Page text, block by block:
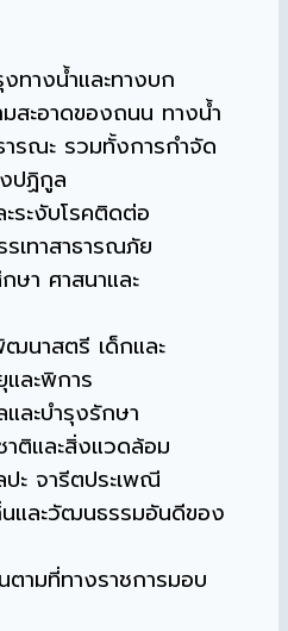
ทางน้ำและทางบก
สะอาดของถนน ทางน้ำ
ารณะ รวมทั้งการกำจัด
ปฏิกูล
ระงับโรคติดต่อ
เทาสาธารณภัย
ษา ศาสนาและ
นาสตรี เด็กและ
ละพิการ
ละบำรุงรักษา
ติและสิ่งแวดล้อม
ะ จารีตประเพณี
ละวัฒนธรรมอันดีของ
ามที่ทางราชการมอบ